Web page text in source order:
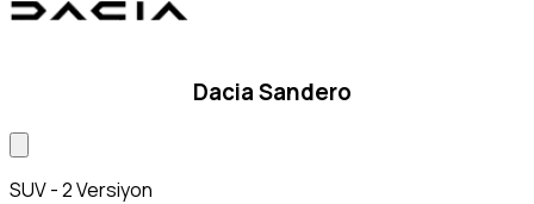
Dacia Sandero
SUV - 2 Versiyon